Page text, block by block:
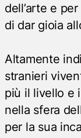
dell’arte e
di dar gioia
Altamente
stranieri
più il livello e
nella sfera
per la sua